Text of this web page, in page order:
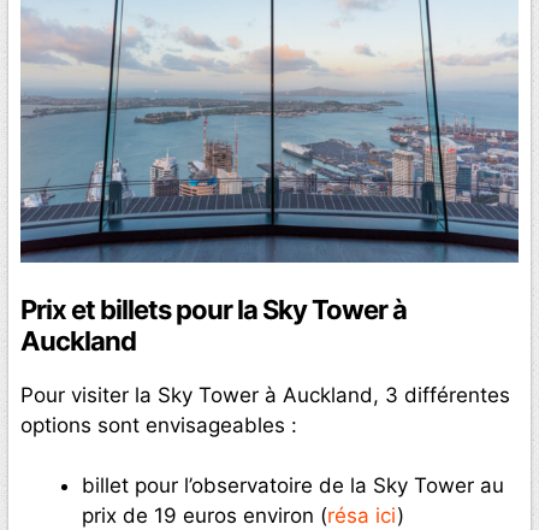
Prix et billets pour la Sky Tower à
Auckland
Pour visiter la Sky Tower à Auckland, 3 différentes
options sont envisageables :
billet pour l’observatoire de la Sky Tower au
prix de 19 euros environ (résa ici)